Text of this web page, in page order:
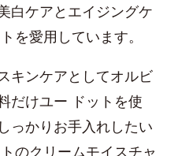
白ケアとエイジングケ
を愛用しています。
キンケアとしてオルビ
だけユー ドットを使
っかりお手入れしたい
のクリームモイスチャ